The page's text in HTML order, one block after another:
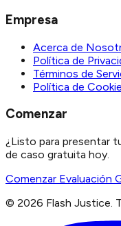
Empresa
Acerca de
Política de
Términos de
Política de
Comenzar
¿Listo para presentar
de caso gratuita hoy.
Comenzar Evaluación
© 2026 Flash Justice.